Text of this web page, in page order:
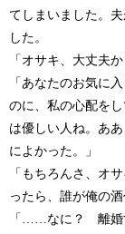
てしまいました。
した。
「オサキ、大丈夫か
「あなたのお気に
のに、私の心配を
は優しい人ね。あ
によかった。」
「もちろんさ、オ
ったら、誰が俺の
「……なに？ 離婚